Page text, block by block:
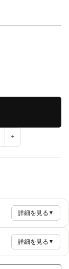
詳細を見る ▼
詳細を見る ▼